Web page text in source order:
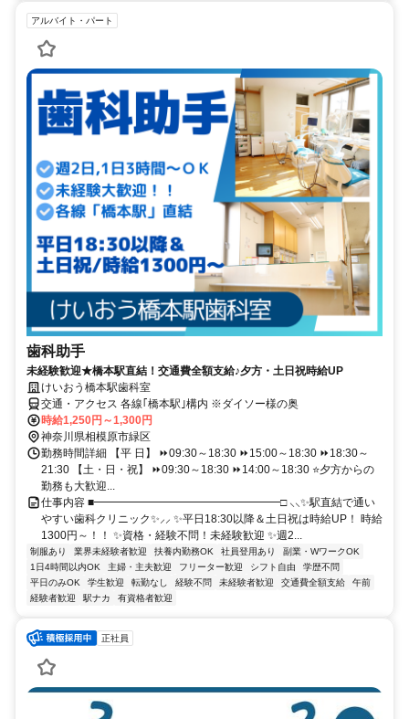
アルバイト・パート
歯科助手
未経験歓迎★橋本駅直結！交通費全額支給♪夕方・土日祝時給UP
けいおう橋本駅歯科室
交通・アクセス 各線｢橋本駅｣構内 ※ダイソー様の奥
時給1,250円～1,300円
神奈川県相模原市緑区
勤務時間詳細 【平 日】 ⏩09:30～18:30 ⏩15:00～18:30 ⏩18:30～
21:30 【土・日・祝】 ⏩09:30～18:30 ⏩14:00～18:30 ⭐夕方からの
勤務も大歓迎...
仕事内容 ■━━━━━━━━━━━━━━━━━□ ⸜⸜✨駅直結で通い
やすい歯科クリニック✨⸝⸝ ✨平日18:30以降＆土日祝は時給UP！ 時給
1300円～！！ ✨資格・経験不問！未経験歓迎 ✨週2...
制服あり 業界未経験者歓迎 扶養内勤務OK 社員登用あり
副業・WワークOK
1日4時間以内OK
主婦・主夫歓迎 フリーター歓迎 シフト自由
学歴不問
平日のみOK
学生歓迎 転勤なし 経験不問 未経験者歓迎 交通費全額支給
午前
経験者歓迎
駅ナカ 有資格者歓迎
正社員